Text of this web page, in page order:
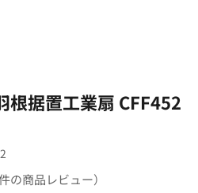
据置工業扇 CFF452
件の商品レビュー）